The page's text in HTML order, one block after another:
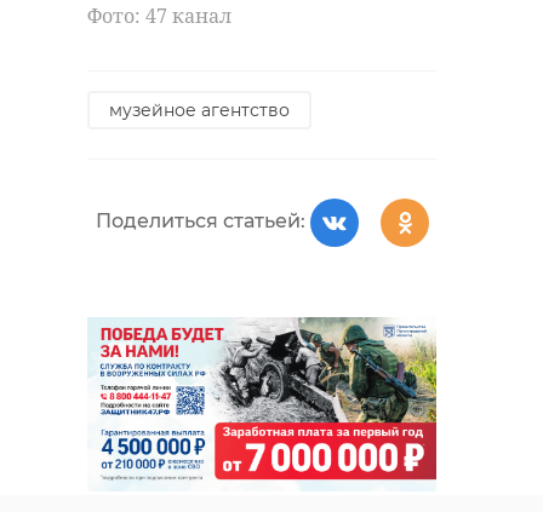
Фото: 47 канал
музейное агентство
Поделиться статьей: